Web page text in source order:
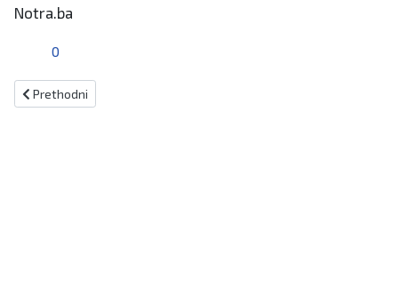
Notra.ba
0
Prethodni članak: Bugojno: Kod 47-godišnjaka pronađene droge!
Prethodni